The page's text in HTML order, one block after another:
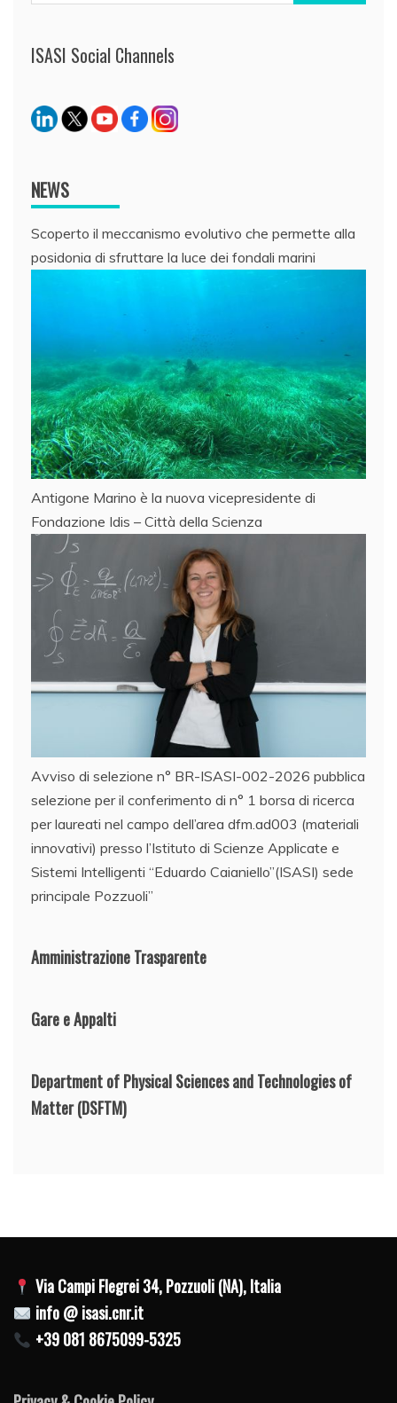
per:
ISASI Social Channels
NEWS
Scoperto il meccanismo evolutivo che permette alla
posidonia di sfruttare la luce dei fondali marini
Antigone Marino è la nuova vicepresidente di
Fondazione Idis – Città della Scienza
Avviso di selezione n° BR-ISASI-002-2026 pubblica
selezione per il conferimento di n° 1 borsa di ricerca
per laureati nel campo dell’area dfm.ad003 (materiali
innovativi) presso l’Istituto di Scienze Applicate e
Sistemi Intelligenti “Eduardo Caianiello”(ISASI) sede
principale Pozzuoli”
Amministrazione Trasparente
Gare e Appalti
Department of Physical Sciences and Technologies of
Matter(DSFTM)
Via Campi Flegrei 34, Pozzuoli (NA), Italia
info @ isasi.cnr.it
+39 081 8675099-5325